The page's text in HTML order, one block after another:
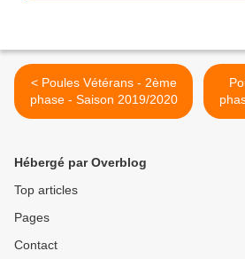
< Poules Vétérans - 2ème
phase - Saison 2019/2020
phase
Hébergé par Overblog
Top articles
Pages
Contact